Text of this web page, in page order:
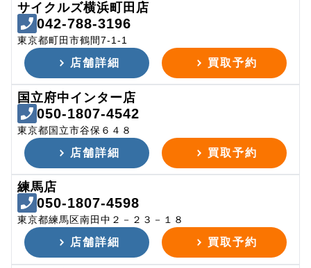
サイクルズ横浜町田店
042-788-3196
東京都町田市鶴間7-1-1
店舗詳細 買取予約
国立府中インター店
050-1807-4542
東京都国立市谷保６４８
店舗詳細 買取予約
練馬店
050-1807-4598
東京都練馬区南田中２－２３－１８
店舗詳細 買取予約